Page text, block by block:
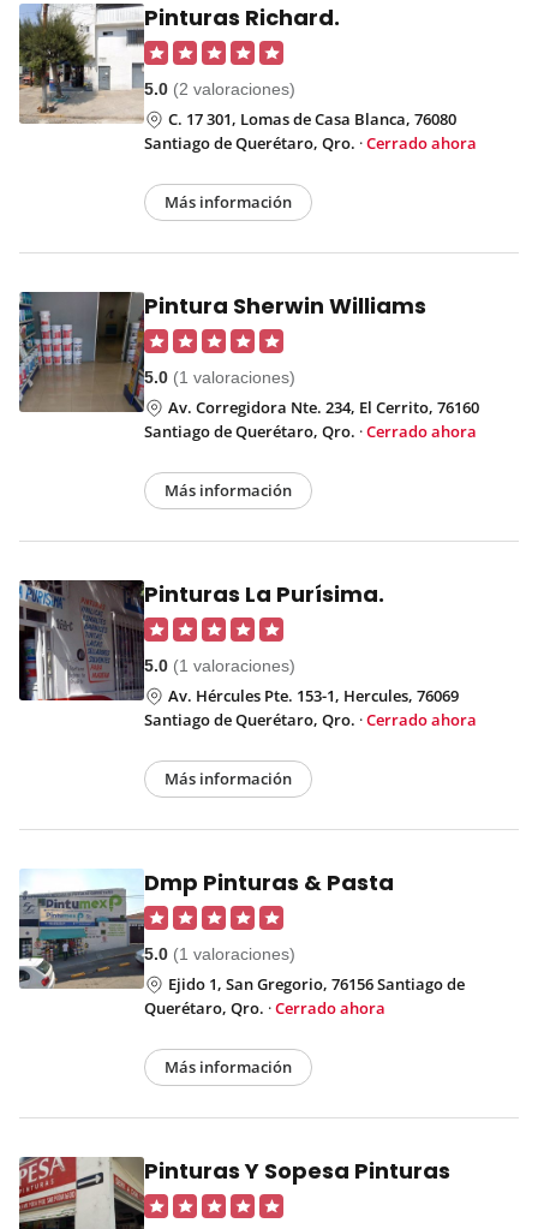
Pinturas Richard.
5.0 (2 valoraciones)
C. 17 301, Lomas de Casa Blanca, 76080
Santiago de Querétaro, Qro. ·Cerrado ahora
Más información
Pintura Sherwin Williams
5.0 (1 valoraciones)
Av. Corregidora Nte. 234, El Cerrito, 76160
Santiago de Querétaro, Qro. ·Cerrado ahora
Más información
Pinturas La Purísima.
5.0 (1 valoraciones)
Av. Hércules Pte. 153-1, Hercules, 76069
Santiago de Querétaro, Qro. ·Cerrado ahora
Más información
Dmp Pinturas & Pasta
5.0 (1 valoraciones)
Ejido 1, San Gregorio, 76156 Santiago de
Querétaro, Qro. ·Cerrado ahora
Más información
Pinturas Y Sopesa Pinturas